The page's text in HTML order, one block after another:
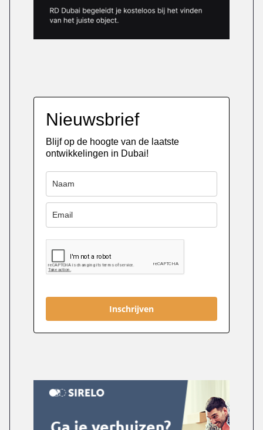
Nieuwsbrief
Blijf op de hoogte van de laatste
ontwikkelingen in Dubai!
Inschrijven